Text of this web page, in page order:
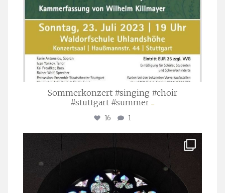
Sommerkonzert #singing #choir
#stuttgart #summer ...
16 1
Apr. 1